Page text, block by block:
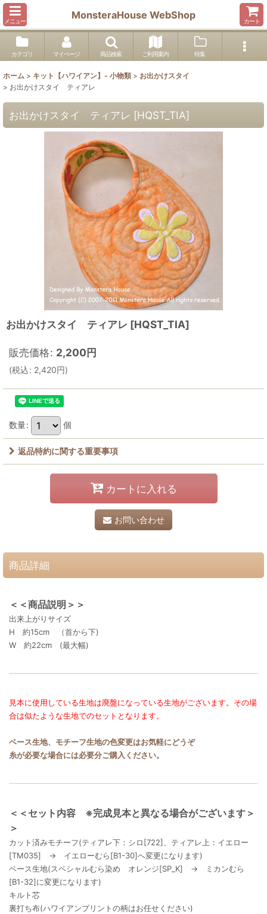
メニュー
MonsteraHouse WebShop
カート
カテゴリ マイページ 商品検索 ご利用案内 特集
ホーム > キット【ハワイアン】- 小物類 > お出かけスタイ
> お出かけスタイ ティアレ
お出かけスタイ ティアレ [HQST_TIA]
お出かけスタイ ティアレ [HQST_TIA]
販売価格: 2,200円
(税込: 2,420円)
数量: 個
返品特約に関する重要事項
カートに入れる
お問い合わせ
商品詳細
＜＜商品説明＞＞
出来上がりサイズ
H 約15cm （首から下)
W 約22cm (最大幅)
見本に使用している生地は廃盤になっている生地がございます。その場
合は似たような生地でのセットとなります。
ベース生地、モチーフ生地の色変更はお気軽にどうぞ
糸が必要な場合には必要分ご購入ください。
＜＜セット内容 ※完成見本と異なる場合がございます＞
＞
カット済みモチーフ(ティアレ下：シロ[722]、ティアレ上：イエロー
[TM035] → イエローむら[B1-30]へ変更になります)
ベース生地(スペシャルむら染め オレンジ[SP_K] → ミカンむら
[B1-32]に変更になります)
キルト芯
裏打ち布(ハワイアンプリントの柄はお任せください)